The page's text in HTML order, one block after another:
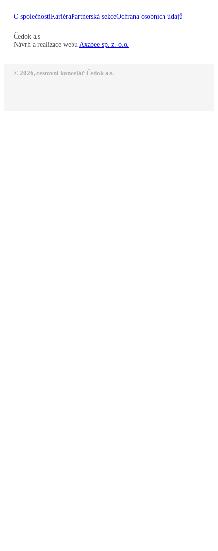
O společnostiKariéraPartnerská sekceOchrana osobních údajů
Čedok a.s
Návrh a realizace webu Axabee sp. z. o.o.
© 2026, cestovní kancelář Čedok a.s.